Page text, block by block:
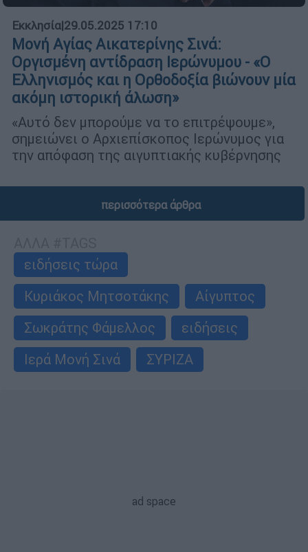
Εκκλησία|29.05.2025 17:10
Μονή Αγίας Αικατερίνης Σινά:
Οργισμένη αντίδραση Ιερώνυμου - «Ο
Ελληνισμός και η Ορθοδοξία βιώνουν μία
ακόμη ιστορική άλωση»
«Αυτό δεν μπορούμε να το επιτρέψουμε»,
σημειώνει ο Αρχιεπίσκοπος Ιερώνυμος για
την απόφαση της αιγυπτιακής κυβέρνησης
περισσότερα άρθρα
ειδήσεις τώρα
Κυριάκος Μητσοτάκης
Αίγυπτος
Σωκράτης Φάμελλος
ειδήσεις
Ιερά Μονή Σινά
ΣΥΡΙΖΑ